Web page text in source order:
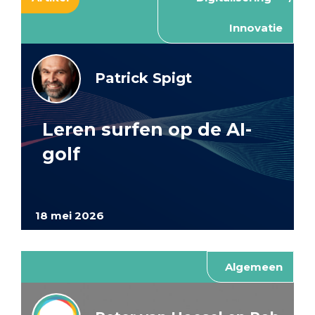
Innovatie
18 mei 2026
Patrick Spigt
Leren surfen op de AI-
golf
Algemeen